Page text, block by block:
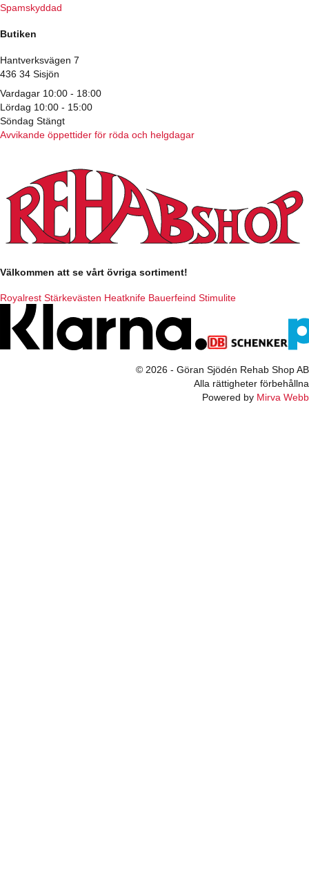
Spamskyddad
Butiken
Hantverksvägen 7
436 34 Sisjön
Vardagar 10:00 - 18:00
Lördag 10:00 - 15:00
Söndag Stängt
Avvikande öppettider för röda och helgdagar
Välkommen att se vårt övriga sortiment!
Royalrest Stärkevästen Heatknife Bauerfeind Stimulite
© 2026 - Göran Sjödén Rehab Shop AB
Alla rättigheter förbehållna
Powered by Mirva Webb